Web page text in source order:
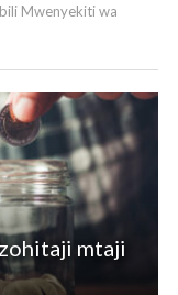
Mwenyekiti wa
mtaji